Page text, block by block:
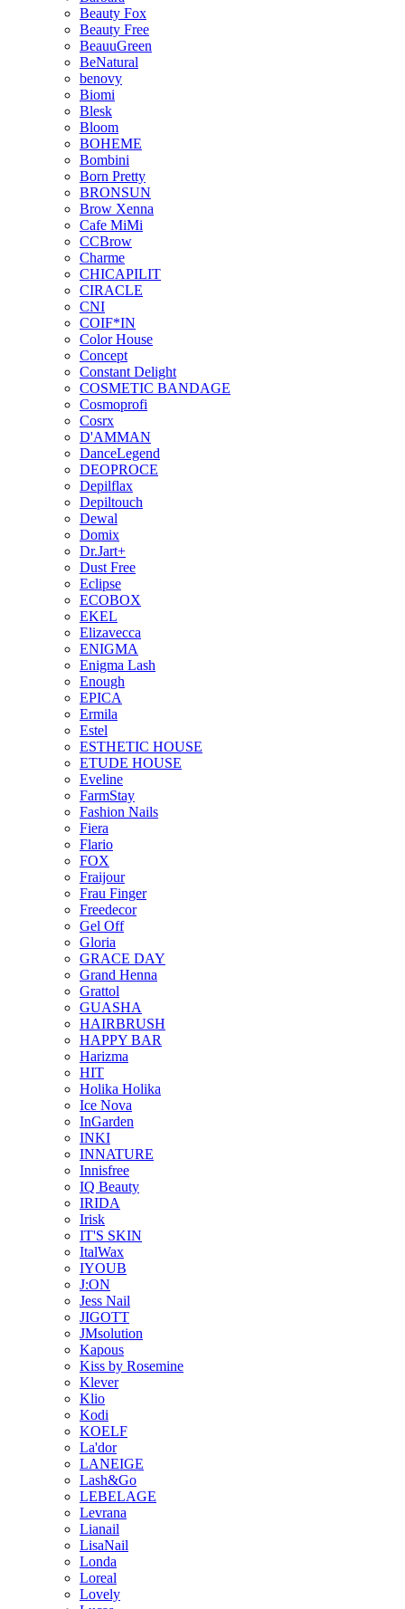
Beauty Fox
Beauty Free
BeauuGreen
BeNatural
benovy
Biomi
Blesk
Bloom
BOHEME
Bombini
Born Pretty
BRONSUN
Brow Xenna
Cafe MiMi
CCBrow
Charme
CHICAPILIT
CIRACLE
CNI
COIF*IN
Color House
Concept
Constant Delight
COSMETIC BANDAGE
Cosmoprofi
Cosrx
D'AMMAN
DanceLegend
DEOPROCE
Depilflax
Depiltouch
Dewal
Domix
Dr.Jart+
Dust Free
Eclipse
ECOBOX
EKEL
Elizavecca
ENIGMA
Enigma Lash
Enough
EPICA
Ermila
Estel
ESTHETIC HOUSE
ETUDE HOUSE
Eveline
FarmStay
Fashion Nails
Fiera
Flario
FOX
Fraijour
Frau Finger
Freedecor
Gel Off
Gloria
GRACE DAY
Grand Henna
Grattol
GUASHA
HAIRBRUSH
HAPPY BAR
Harizma
HIT
Holika Holika
Ice Nova
InGarden
INKI
INNATURE
Innisfree
IQ Beauty
IRIDA
Irisk
IT'S SKIN
ItalWax
IYOUB
J:ON
Jess Nail
JIGOTT
JMsolution
Kapous
Kiss by Rosemine
Klever
Klio
Kodi
KOELF
La'dor
LANEIGE
Lash&Go
LEBELAGE
Levrana
Lianail
LisaNail
Londa
Loreal
Lovely